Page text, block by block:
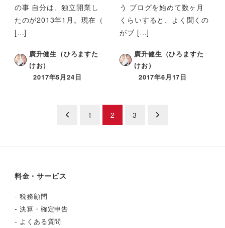
の事 自分は、独立開業し
たのが2013年1月。現在（
[…]
廣升健生（ひろますた
けお）
2017年5月24日
う ブログを始めて数ヶ月
くらいすると、よく聞くの
がブ […]
廣升健生（ひろますた
けお）
2017年6月17日
ビ
ゲ
ー
1 2 3
料金・サービス
-税務顧問
-決算・確定申告
- よくある質問